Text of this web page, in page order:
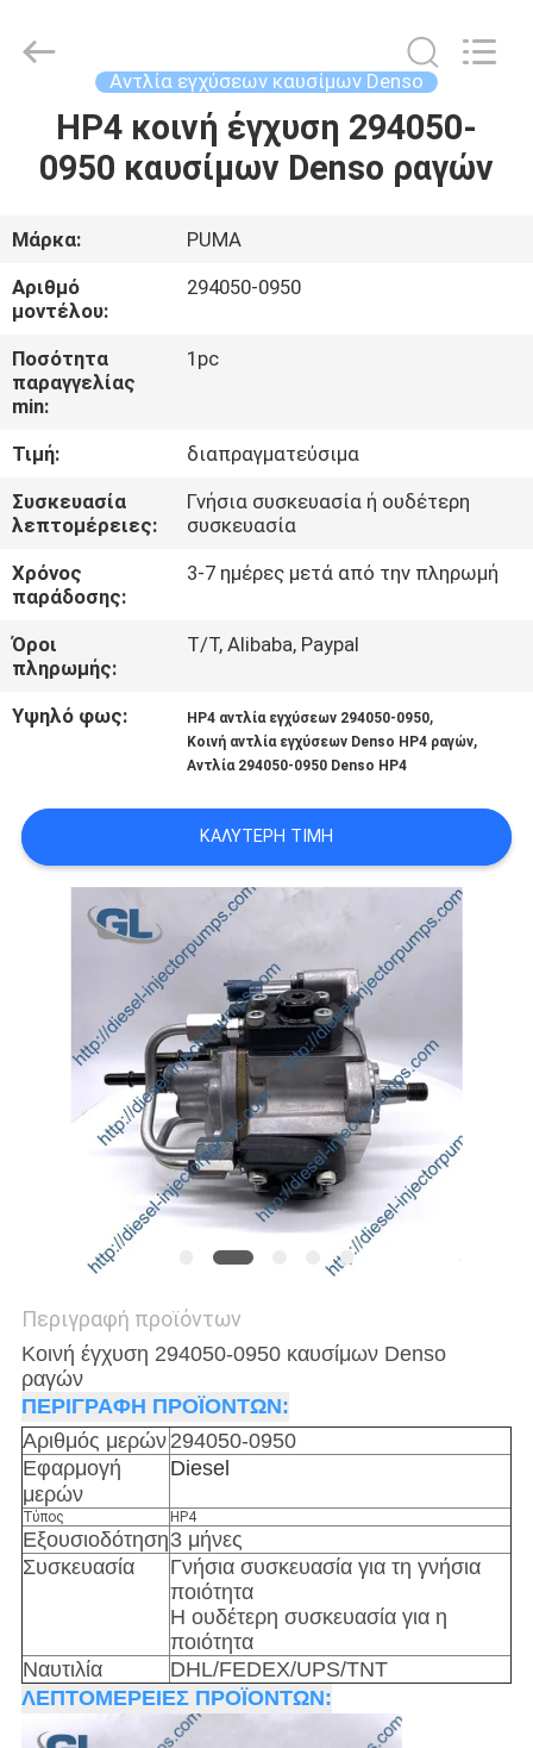
ΣΠΊΤΙ
ΒΊΝΤΕΟ
ΣΧΕΤΙΚΆ
ΜΕ
ΕΜΆΣ
ΕΠΙΣΚΈΨΕΙΣ
ΕΡΓΟΣΤΆΣΙΟ
ΈΛΕΓΧΟΣ
ΠΟΙΌΤΗΤΑΣ
ΜΙΑ
ΠΡΟΣΦΟΡΆ
SITEMAP
ΠΟΛΙΤΙΚΉ
ΑΠΟΡΡΉΤΟΥ
Parts
Αντλία εγχύσεων καυσίμων Denso
HP4 κοινή έγχυση 294050-
0950 καυσίμων Denso ραγών
Μάρκα:
PUMA
Αριθμό
μοντέλου:
294050-0950
Ποσότητα
παραγγελίας
min:
1pc
Τιμή:
διαπραγματεύσιμα
Συσκευασία
λεπτομέρειες:
Γνήσια συσκευασία ή ουδέτερη
συσκευασία
Χρόνος
παράδοσης:
3-7 ημέρες μετά από την πληρωμή
Όροι
πληρωμής:
T/T, Alibaba, Paypal
Υψηλό φως: HP4 αντλία εγχύσεων 294050-0950,
Κοινή αντλία εγχύσεων Denso HP4 ραγών,
Αντλία 294050-0950 Denso HP4
ΚΑΛΎΤΕΡΗ ΤΙΜΉ
Περιγραφή προϊόντων
Κοινή έγχυση 294050-0950 καυσίμων Denso
ραγών
ΠΕΡΙΓΡΑΦΗ ΠΡΟΪΟΝΤΩΝ:
Αριθμός μερών 294050-0950
Εφαρμογή
μερών
Diesel
Τύπος HP4
Εξουσιοδότηση3 μήνες
Συσκευασία
Γνήσια συσκευασία για τη γνήσια
ποιότητα
Η ουδέτερη συσκευασία για η
ποιότητα
Ναυτιλία
DHL/FEDEX/UPS/TNT
ΛΕΠΤΟΜΕΡΕΙΕΣ ΠΡΟΪΟΝΤΩΝ: